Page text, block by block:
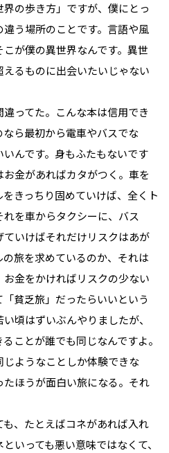
の歩き方」ですが、僕にとっ
う場所のことです。言語や風
が僕の異世界なんです。異世
るものに出会いたいじゃない
違ってた。こんな本は信用でき
ら最初から電車やバスでな
んです。身もふたもないです
金があればカタがつく。車を
きっちり固めていけば、全くト
を車からタクシーに、バス
いけばそれだけリスクはあが
旅を求めているのか、それは
金をかければリスクの少ない
貧乏旅」だったらいいという
頃はずいぶんやりましたが、
ことが誰でも同じなんですよ。
ようなことしか体験できな
ほうが面白い旅になる。それ
も、たとえばコネがあれば入れ
いっても悪い意味ではなくて、